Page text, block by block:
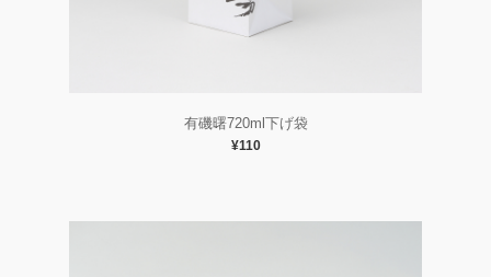
有磯曙720ml下げ袋
¥110